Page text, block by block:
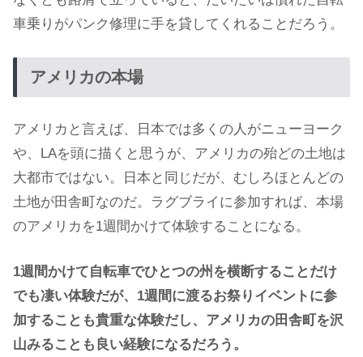
車乗りがパンク修理に手を貸してくれることだろう。
アメリカの本場
アメリカと言えば、日本では多くの人がニューヨーク
や、LAを頭に描くと思うが、アメリカの殆どの土地は
大都市ではない。日本と同じだが、むしろほとんどの
土地が田舎町なのだ。ラグブライに参加すれば、本場
のアメリカを1週間かけて体験することになる。
1週間かけて自転車でひとつの州を横断することだけ
でも凄い体験だが、1週間に渡るお祭りイベントに参
加することも貴重な体験だし、アメリカの田舎町を沢
山みることも良い経験になるだろう。